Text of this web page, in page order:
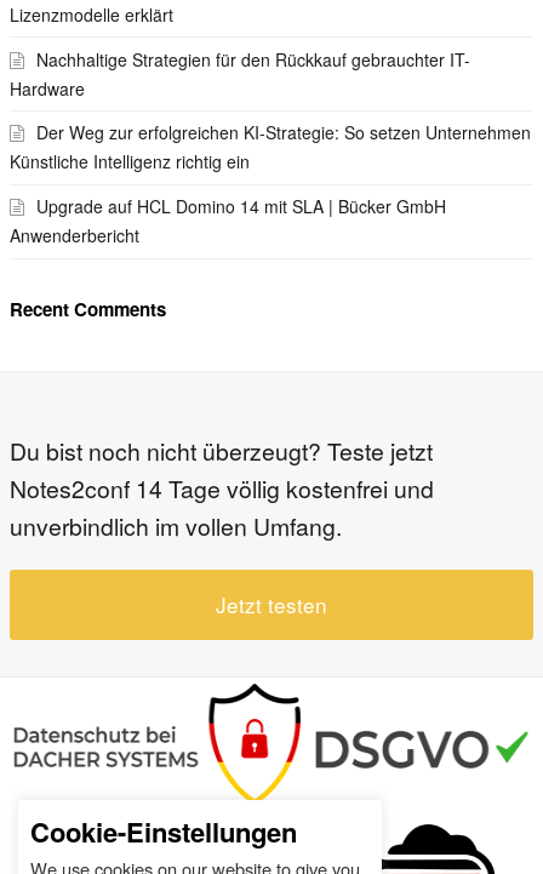
Lizenzmodelle erklärt
Nachhaltige Strategien für den Rückkauf gebrauchter IT-
Hardware
Der Weg zur erfolgreichen KI-Strategie: So setzen Unternehmen
Künstliche Intelligenz richtig ein
Upgrade auf HCL Domino 14 mit SLA | Bücker GmbH
Anwenderbericht
Recent Comments
Du bist noch nicht überzeugt? Teste jetzt
Notes2conf 14 Tage völlig kostenfrei und
unverbindlich im vollen Umfang.
Jetzt testen
Cookie-Einstellungen
We use cookies on our website to give you